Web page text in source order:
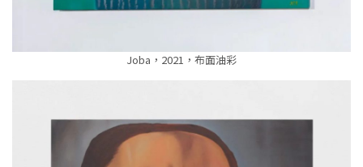
Joba，2021，布面油彩